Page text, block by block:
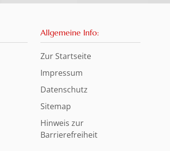
Allgemeine Info:
Zur Startseite
Impressum
Datenschutz
Sitemap
Hinweis zur
Barrierefreiheit